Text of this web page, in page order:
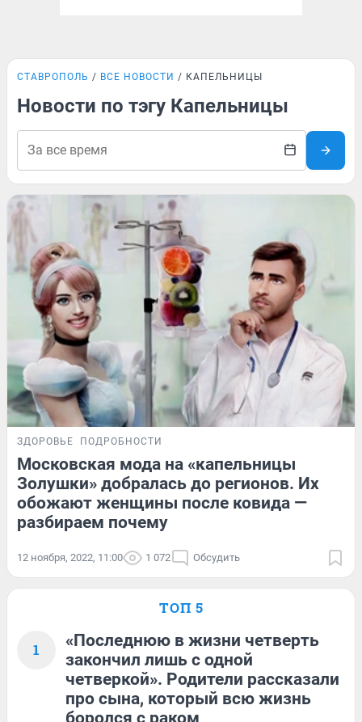
СТАВРОПОЛЬ ВСЕ НОВОСТИ КАПЕЛЬНИЦЫ
Новости по тэгу Капельницы
ЗДОРОВЬЕ ПОДРОБНОСТИ
Московская мода на «капельницы
Золушки» добралась до регионов. Их
обожают женщины после ковида —
разбираем почему
12 ноября, 2022, 11:00 1 072 Обсудить
ТОП 5
1
«Последнюю в жизни четверть
закончил лишь с одной
четверкой». Родители рассказали
про сына, который всю жизнь
боролся с раком